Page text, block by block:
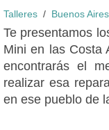
Talleres Buenos Aires
Te presentamos
Mini en las Costa
encontrarás el
realizar esa
en ese pueblo de